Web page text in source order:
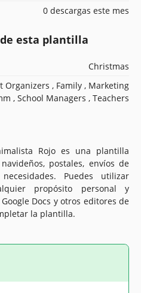
0 descargas este mes
esta plantilla
Christmas
Organizers , Family , Marketing
, School Managers , Teachers
Rojo es una plantilla
postales, envíos de
Puedes utilizar
propósito personal y
Docs y otros editores de
la plantilla.